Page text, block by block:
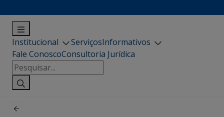
Institucional ServiçosInformativos
Fale ConoscoConsultoria Jurídica
Pesquisar
por: